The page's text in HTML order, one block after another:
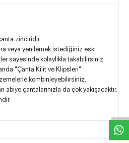
W
h
t
s
a
p
p
D
e
s
e
H
a
t
t
zinciridir.
veya yenilemek istediğiniz eski
sayesinde kolaylıkla takabilirsiniz.
"Çanta Kilit ve Klipsleri"
kombinleyebilirsiniz.
çantalarınızla da çok yakışacaktır.